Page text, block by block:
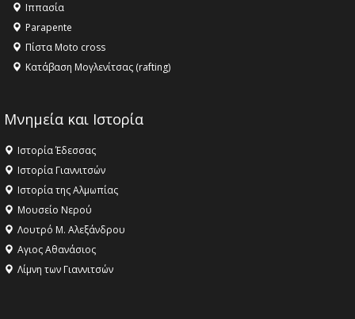
Ιππασία
Parapente
Πίστα Moto cross
Κατάβαση Μογλενίτσας (rafting)
Μνημεία και Ιστορία
Ιστορία Έδεσσας
Ιστορία Γιαννιτσών
Ιστορία της Αλμωπίας
Μουσείο Νερού
Λουτρό Μ. Αλεξάνδρου
Αγιος Αθανάσιος
Λίμνη των Γιαννιτσών